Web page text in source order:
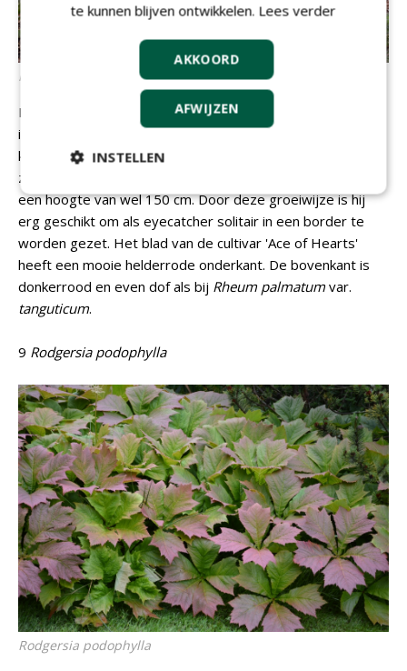
Rheum palmatum var.tanguticum
Deze rabarber is niet eerbaar, maar voor de sier met zijn
ingesneden blad. Het donkergroene blad staat als een
krans op de wortelhals, waaruit in juni een typische, op
zuring lijkende bloem komt. Bij elkaar bereikt de plant dan
een hoogte van wel 150 cm. Door deze groeiwijze is hij
erg geschikt om als eyecatcher solitair in een border te
worden gezet. Het blad van de cultivar 'Ace of Hearts'
heeft een mooie helderrode onderkant. De bovenkant is
donkerrood en even dof als bij Rheum palmatumvar.
tanguticum.
9 Rodgersia podophylla
Rodgersia podophylla
te kunnen blijven ontwikkelen. Lees verder
AKKOORD
AFWIJZEN
INSTELLEN